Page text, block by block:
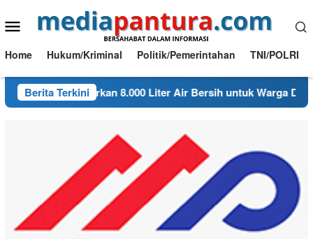
ke
Menu
Mobile
Home Hukum/Kriminal Politik/Pemerintahan TNI/POLRI
Berita Terkini
Salurkan 8.000 Liter Air Bersih untuk Warga Desa